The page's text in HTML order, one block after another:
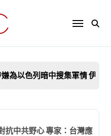
天外出作業恐送命！
為以色列暗中搜集軍情 伊朗
抗中共野心 專家：台灣應